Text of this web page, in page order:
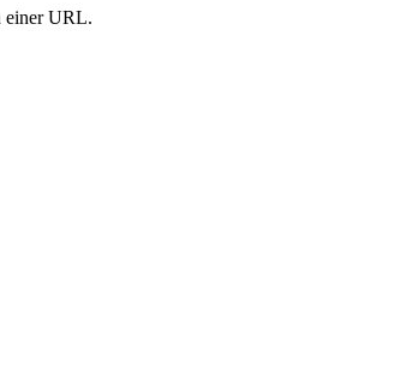
einer URL.